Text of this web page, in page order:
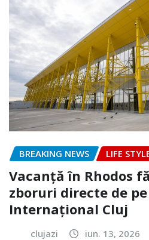
BREAKING NEWS LIFE
Vacanță în Rhodos
zboruri directe de
Internațional Cluj
clujazi iun. 13, 2026